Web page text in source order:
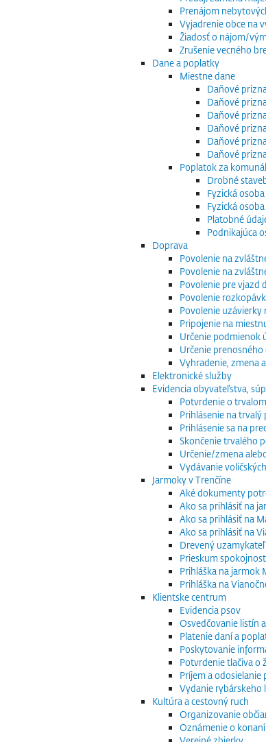
Prenájom
Vyjadrenie obce na
Žiadosť o nájom/
Zrušenie vecného
Dane a poplatky
Miestne dane
Daňové
Daňové
Daňové
Daňové
Daňové
Daňové
Poplatok za
Drobné
Fyzická
Fyzická
Platobné
Podnikajúca
Doprava
Povolenie na
Povolenie na
Povolenie pre vjazd
Povolenie
Povolenie
Pripojenie na
Určenie podmienok
Určenie
Vyhradenie, zmena
Elektronické služby
Evidencia obyvateľstva,
Potvrdenie o
Prihlásenie na trvalý
Prihlásenie sa na
Skončenie trvalého
Určenie/zmena
Vydávanie
Jarmoky v Trenčíne
Aké dokumenty
Ako sa prihlásiť na
Ako sa prihlásiť na
Ako sa prihlásiť na
Drevený
Prieskum
Prihláška na jarmok
Prihláška na
Klientske centrum
Evidencia psov
Osvedčovanie listín
Platenie daní a
Poskytovanie
Potvrdenie tlačiva o
Príjem a
Vydanie rybárskeho
Kultúra a cestovný ruch
Organizovanie
Oznámenie o